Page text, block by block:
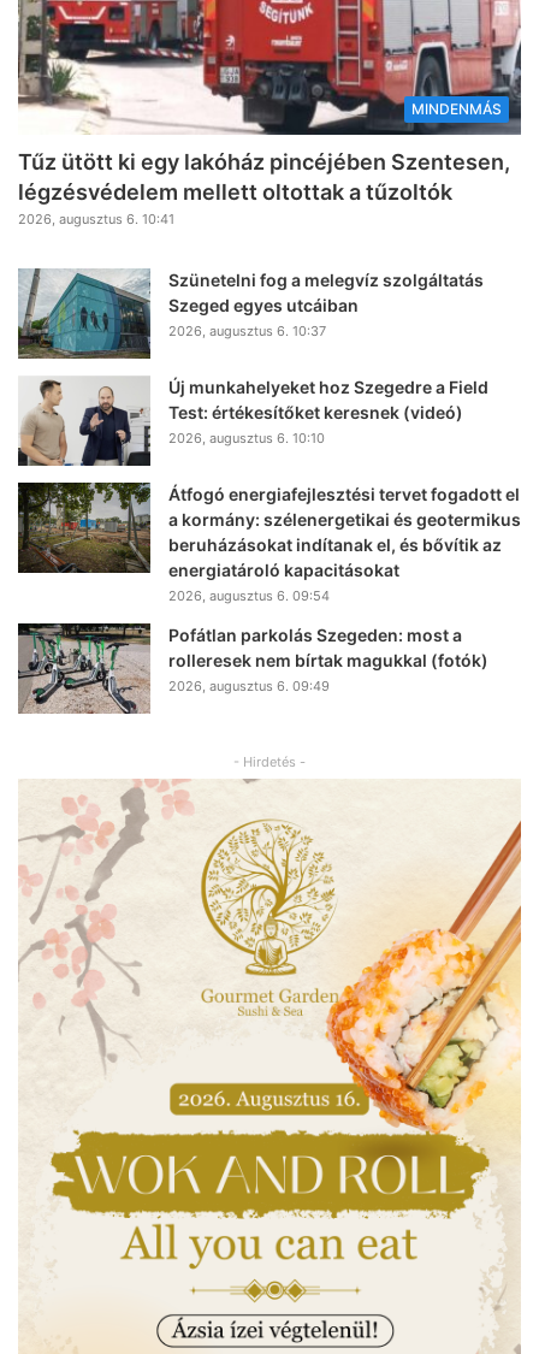
MINDENMÁS
Tűz ütött ki egy lakóház pincéjében Szentesen,
légzésvédelem mellett oltottak a tűzoltók
2026, augusztus 6. 10:41
Szünetelni fog a melegvíz szolgáltatás
Szeged egyes utcáiban
2026, augusztus 6. 10:37
Új munkahelyeket hoz Szegedre a Field
Test: értékesítőket keresnek (videó)
2026, augusztus 6. 10:10
Átfogó energiafejlesztési tervet fogadott el
a kormány: szélenergetikai és geotermikus
beruházásokat indítanak el, és bővítik az
energiatároló kapacitásokat
2026, augusztus 6. 09:54
Pofátlan parkolás Szegeden: most a
rolleresek nem bírtak magukkal (fotók)
2026, augusztus 6. 09:49
- Hirdetés -